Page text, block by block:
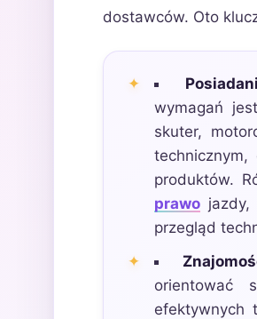
dostawców. Oto
wymagań
skuter,
produktów.
prawo jazdy,
przegląd
orientować
efektywnych